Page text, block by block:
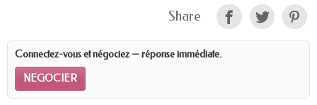
Share
Connectez-vous et négociez — réponse immédiate.
NEGOCIER